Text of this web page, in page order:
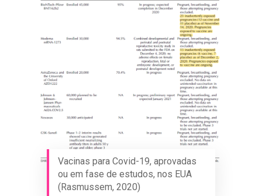
Vacinas para Covid-19, aprovadas
ou em fase de estudos, nos EUA
(Rasmussem, 2020)